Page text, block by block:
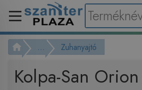
... Zuhanyajtó
Kolpa-San